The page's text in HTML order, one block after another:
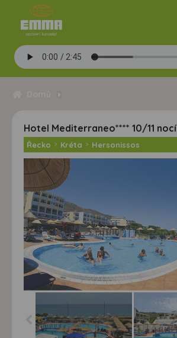
Hotel Mediterraneo**** 10/11 nocí
Řecko > Kréta > Hersonissos